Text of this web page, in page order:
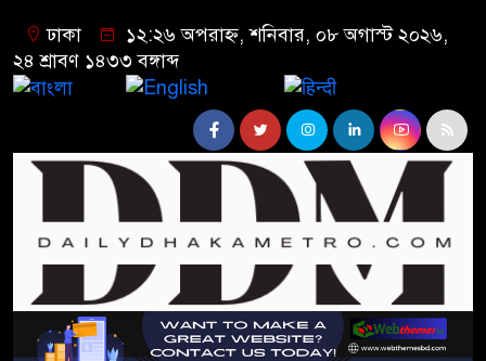
ঢাকা
১২:২৬ অপরাহ্ন, শনিবার, ০৮ অগাস্ট ২০২৬,
২৪ শ্রাবণ ১৪৩৩ বঙ্গাব্দ